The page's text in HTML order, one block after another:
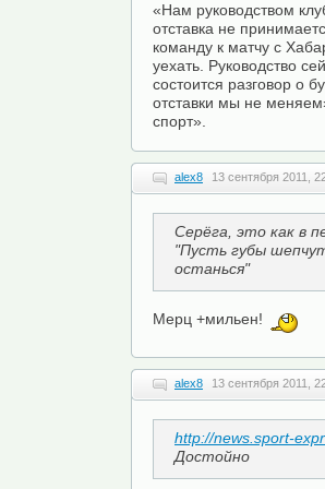
«Нам руководством
отставка не
команду к матчу с
уехать. Руководство
состоится разговор о
отставки мы не
спорт».
alex8 13 сентября 2011,
Серёга, это как в
"Пусть губы
останься"
Мерц +мильен!
alex8 13 сентября 2011,
http://news.sport-
Достойно